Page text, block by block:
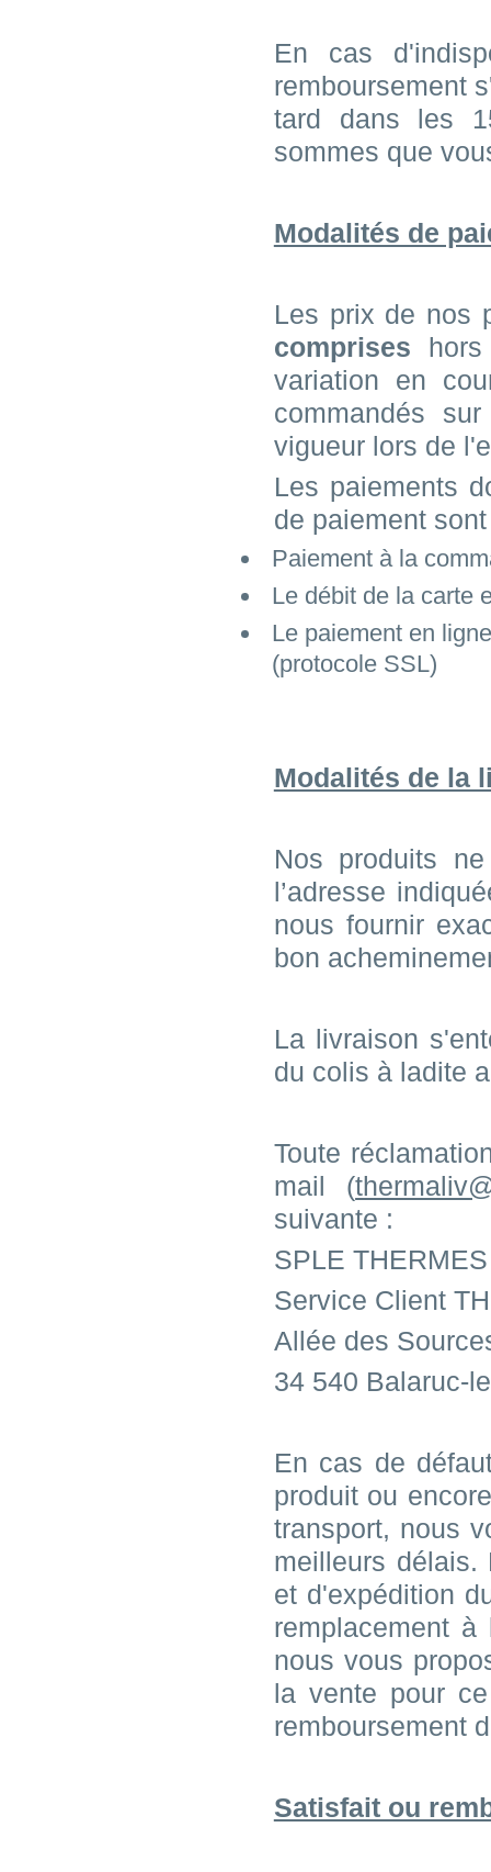
En cas
remboursement
tard dans les
sommes que
Modalités de
Les prix de nos
comprises
variation en
commandés
vigueur lors de
Les paiements
de paiement
Paiement à la
Le débit de la carte
Le paiement en
(protocole SSL)
Modalités de la
Nos produits
l’adresse
nous fournir
bon
La livraison
du colis à ladite
Toute
mail (
suivante :
SPLE
Service Client
Allée des
34 540 Balaruc-
En cas de
produit ou
transport, nous
meilleurs délais.
et d'expédition
remplacement
nous vous
la vente pour
remboursement
Satisfait ou